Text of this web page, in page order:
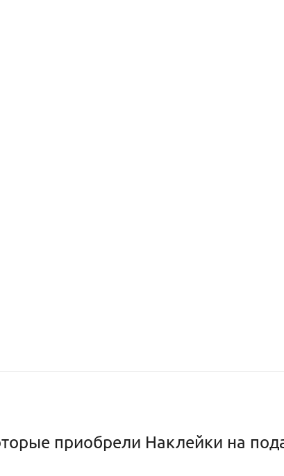
приобрели Наклейки на